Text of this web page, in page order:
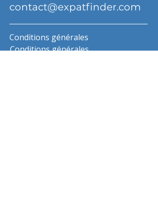
contact@expatfinder.com
Conditions générales
Conditions générales